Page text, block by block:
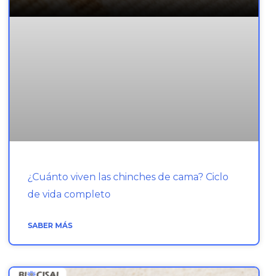
¿Cuánto viven las chinches de cama? Ciclo
de vida completo
SABER MÁS